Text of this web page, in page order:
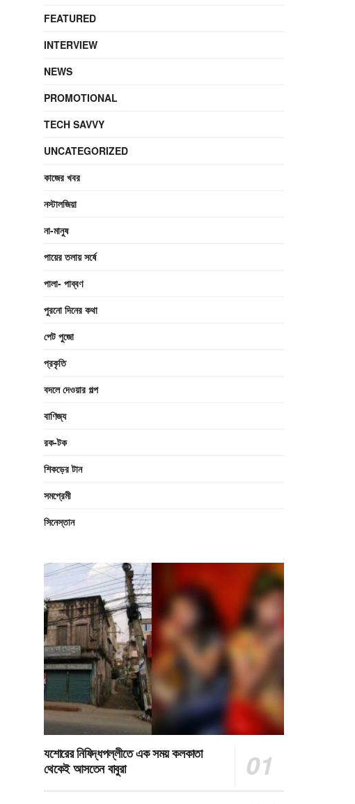
FEATURED
INTERVIEW
NEWS
PROMOTIONAL
TECH SAVVY
UNCATEGORIZED
কাজের খবর
নস্টালজিয়া
না-মানুষ
পায়ের তলায় সর্ষে
পালা- পাব্বণ
পুরনো দিনের কথা
পেট পুজো
প্রকৃতি
বদলে দেওয়ার গল্প
বাণিজ্য
রক-টক
শিকড়ের টান
সমপ্রেমী
সিনেস্তান
যশোরের নিষিদ্ধপল্লীতে এক সময় কলকাতা
থেকেই আসতেন বাবুরা